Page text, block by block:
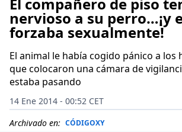
nervioso a su perro…¡y
forzaba sexualmente!
El animal le había cogido pánico a los
que colocaron una cámara de
estaba pasando
14 Ene 2014 - 00:52 CET
Archivado en: CÓDIGOXY